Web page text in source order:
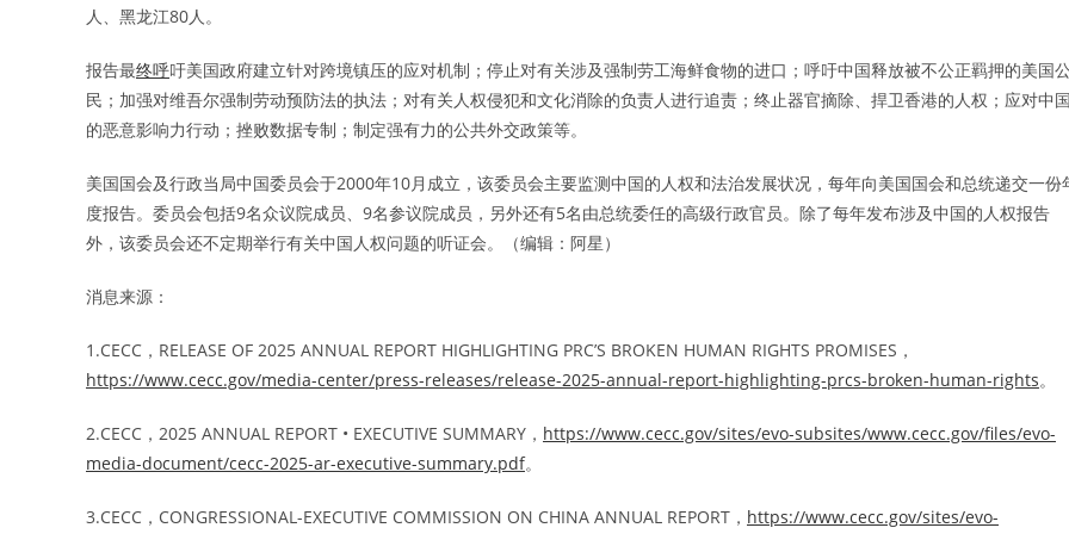
人、黑龙江80人。
报告最终呼吁美国政府建立针对跨境镇压的应对机制；停止对有关涉及强制劳工海鲜食物的进口；呼吁中国释放被不公正羁押的美国
民；加强对维吾尔强制劳动预防法的执法；对有关人权侵犯和文化消除的负责人进行追责；终止器官摘除、捍卫香港的人权；应对中国
的恶意影响力行动；挫败数据专制；制定强有力的公共外交政策等。
美国国会及行政当局中国委员会于2000年10月成立，该委员会主要监测中国的人权和法治发展状况，每年向美国国会和总统递交一份
度报告。委员会包括9名众议院成员、9名参议院成员，另外还有5名由总统委任的高级行政官员。除了每年发布涉及中国的人权报告
外，该委员会还不定期举行有关中国人权问题的听证会。（编辑：阿星）
消息来源：
1.CECC，RELEASE OF 2025 ANNUAL REPORT HIGHLIGHTING PRC’S BROKEN HUMAN RIGHTS PROMISES，
https://www.cecc.gov/media-center/press-releases/release-2025-annual-report-highlighting-prcs-broken-human-rights。
2.CECC，2025 ANNUAL REPORT • EXECUTIVE SUMMARY， https://www.cecc.gov/sites/evo-subsites/www.cecc.gov/files/evo-
media-document/cecc-2025-ar-executive-summary.pdf。
3.CECC，CONGRESSIONAL-EXECUTIVE COMMISSION ON CHINA ANNUAL REPORT， https://www.cecc.gov/sites/evo-